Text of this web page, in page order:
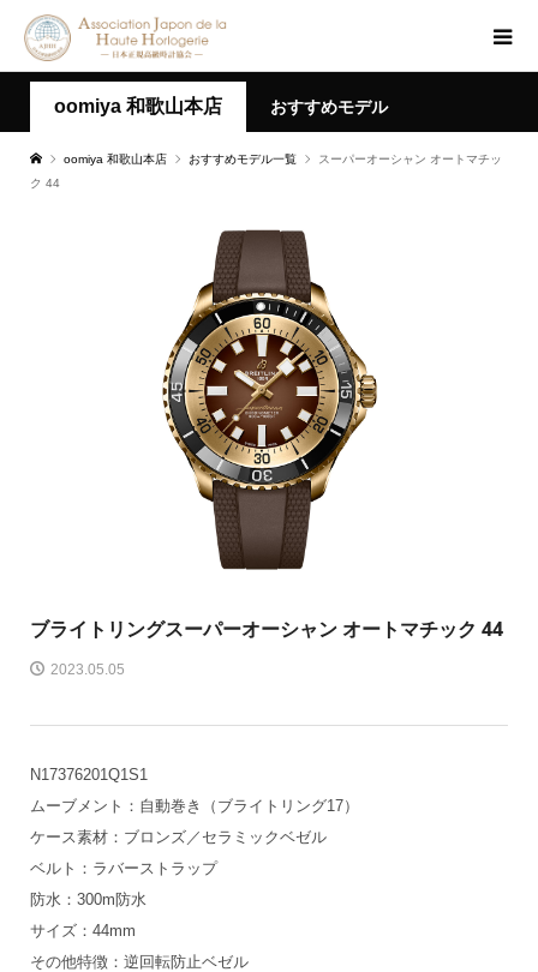
oomiya 和歌山本店 おすすめモデル
oomiya 和歌山本店 おすすめモデル一覧
スーパーオーシャン オートマチッ
ク 44
ブライトリングスーパーオーシャン オートマチック 44
2023.05.05
N17376201Q1S1
ムーブメント：自動巻き（ブライトリング17）
ケース素材：ブロンズ／セラミックベゼル
ベルト：ラバーストラップ
防水：300m防水
サイズ：44mm
その他特徴：逆回転防止ベゼル